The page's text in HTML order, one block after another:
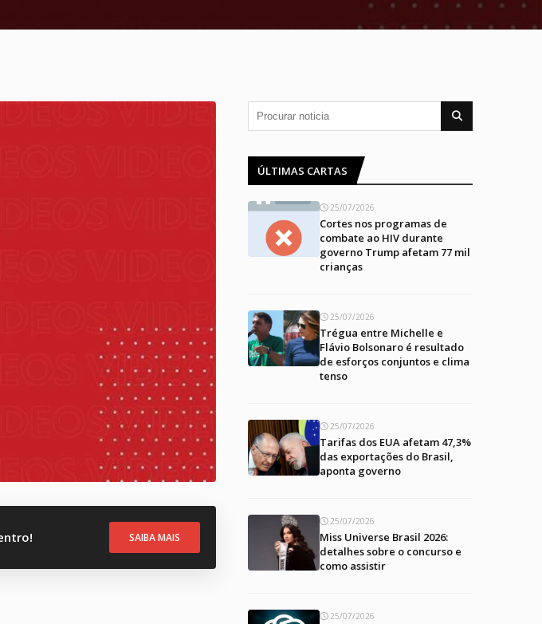
SAIBA MAIS
ÚLTIMAS CARTAS
25/07/2026
Cortes nos programas de
combate ao HIV durante
governo Trump afetam 77 mil
crianças
25/07/2026
Trégua entre Michelle e
Flávio Bolsonaro é resultado
de esforços conjuntos e clima
tenso
25/07/2026
Tarifas dos EUA afetam 47,3%
das exportações do Brasil,
aponta governo
25/07/2026
Miss Universe Brasil 2026:
detalhes sobre o concurso e
como assistir
25/07/2026